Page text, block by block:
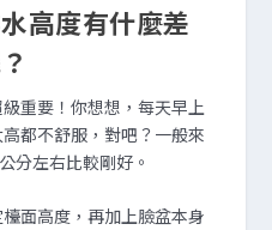
高度有什麼差
重要！你想想，每天早上
都不舒服，對吧？一般來
分左右比較剛好。
面高度，再加上臉盆本身